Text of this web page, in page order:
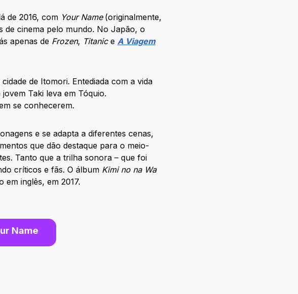
de 2016, com Your Name (originalmente,
de cinema pelo mundo. No Japão, o
apenas de Frozen, Titanice A Viagem
de Itomori. Entediada com a vida
Taki leva em Tóquio.
se conhecerem.
e se adapta a diferentes cenas,
que dão destaque para o meio-
Tanto que a trilha sonora – que foi
críticos e fãs. O álbum Kimi no na Wa
em inglês, em 2017.
Name